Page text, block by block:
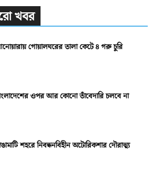
খবর
গোয়ালঘরের তালা কেটে ৪ গরু চুরি
ওপর আর কোনো তাঁবেদারি চলবে না
শহরে নিবন্ধনবিহীন অটোরিকশার দৌরাত্ম্য